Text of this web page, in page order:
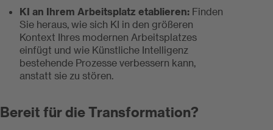
KI an Ihrem Arbeitsplatz etablieren: Finden
Sie heraus, wie sich KI in den größeren
Kontext Ihres modernen Arbeitsplatzes
einfügt und wie Künstliche Intelligenz
bestehende Prozesse verbessern kann,
anstatt sie zu stören.
Bereit für die Transformation?